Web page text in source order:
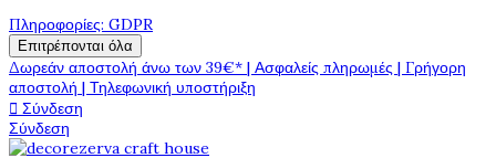
Πληροφορίες: GDPR
Επιτρέπονται όλα
Δωρεάν αποστολή άνω των 39€* | Ασφαλείς πληρωμές | Γρήγορη
αποστολή | Τηλεφωνική υποστήριξη
 Σύνδεση
Σύνδεση